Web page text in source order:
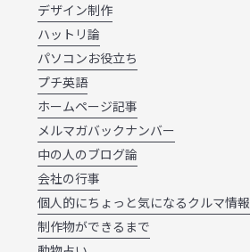
デザイン制作
ハットリ論
パソコンお役立ち
プチ英語
ホームページ記事
メルマガバックナンバー
中の人のブログ論
会社の行事
個人的にちょっと気になるクルマ情報
制作物ができるまで